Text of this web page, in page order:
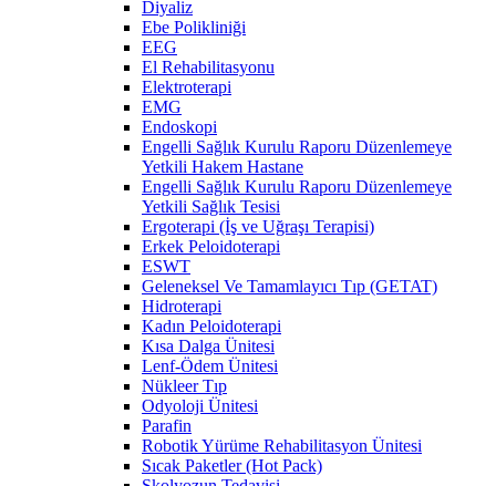
Diyaliz
Ebe Polikliniği
EEG
El Rehabilitasyonu
Elektroterapi
EMG
Endoskopi
Engelli Sağlık Kurulu Raporu Düzenlemeye
Yetkili Hakem Hastane
Engelli Sağlık Kurulu Raporu Düzenlemeye
Yetkili Sağlık Tesisi
Ergoterapi (İş ve Uğraşı Terapisi)
Erkek Peloidoterapi
ESWT
Geleneksel Ve Tamamlayıcı Tıp (GETAT)
Hidroterapi
Kadın Peloidoterapi
Kısa Dalga Ünitesi
Lenf-Ödem Ünitesi
Nükleer Tıp
Odyoloji Ünitesi
Parafin
Robotik Yürüme Rehabilitasyon Ünitesi
Sıcak Paketler (Hot Pack)